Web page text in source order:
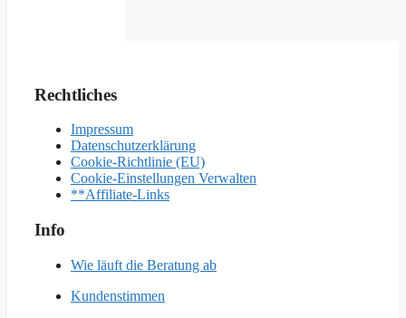
Rechtliches
Impressum
Datenschutzerklärung
Cookie-Richtlinie (EU)
Cookie-Einstellungen Verwalten
**Affiliate-Links
Info
Wie läuft die Beratung ab
Kundenstimmen